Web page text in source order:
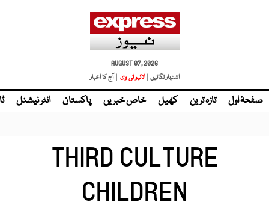
AUGUST 07, 2026
اشتہار لگائیں | لائیو ٹی وی | آج کا اخبار
صفحۂ اول تازہ ترین کھیل خاص خبریں پاکستان انٹر نیشنل
THIRD CULTURE
CHILDREN